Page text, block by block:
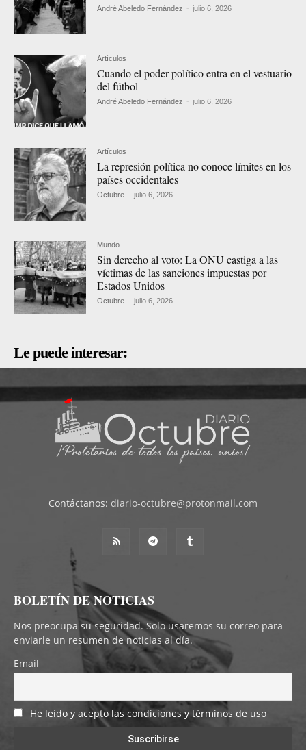
André Abeledo Fernández - julio 6, 2026
Artículos
Cuando el poder político entra en el vestuario
del fútbol
André Abeledo Fernández - julio 6, 2026
Artículos
La represión política no conoce límites en los
países occidentales
Octubre - julio 6, 2026
Mundo
Sin derecho al voto: La ONU castiga a las
víctimas de las sanciones impuestas por
Estados Unidos
Octubre - julio 6, 2026
Le puede interesar:
Contáctanos: diario-octubre@protonmail.com
BOLETÍN DE NOTICIAS
Nos preocupa su seguridad. Solo usaremos su correo para
enviarle un resumen de noticias al día.
Email
He leído y acepto las condiciones y términos de uso